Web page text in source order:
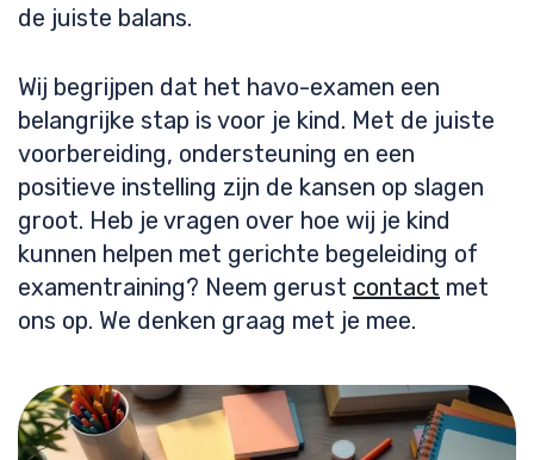
de juiste balans.
Wij begrijpen dat het havo-examen een
belangrijke stap is voor je kind. Met de juiste
voorbereiding, ondersteuning en een
positieve instelling zijn de kansen op slagen
groot. Heb je vragen over hoe wij je kind
kunnen helpen met gerichte begeleiding of
examentraining? Neem gerust contact met
ons op. We denken graag met je mee.